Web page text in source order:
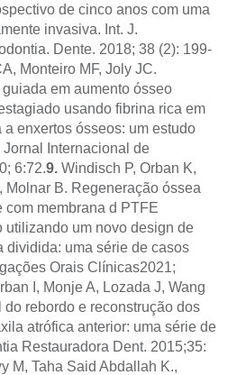
de cinco anos com uma
invasiva. Int. J.
Dente. 2018; 38 (2): 199-
Monteiro MF, Joly JC.
em aumento ósseo
usando fibrina rica em
enxertos ósseos: um estudo
Internacional de
6:72.9. Windisch P, Orban K,
Molnar B. Regeneração óssea
membrana d PTFE
utilizando um novo design de
dividida: uma série de casos
Orais Clínicas2021;
I, Monje A, Lozada J, Wang
do rebordo e reconstrução dos
atrófica anterior: uma série de
Restauradora Dent. 2015;35:
M, Taha Said Abdallah K.,